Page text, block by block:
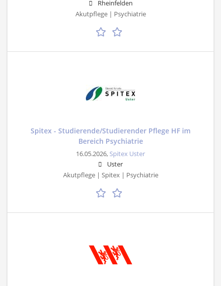
Rheinfelden
Akutpflege | Psychiatrie
Spitex - Studierende/Studierender Pflege HF im
Bereich Psychiatrie
16.05.2026, Spitex Uster
Uster
Akutpflege | Spitex | Psychiatrie